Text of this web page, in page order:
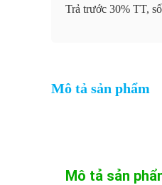
Trả trước 30% TT,
Mô tả sản phẩm
Mô tả sản